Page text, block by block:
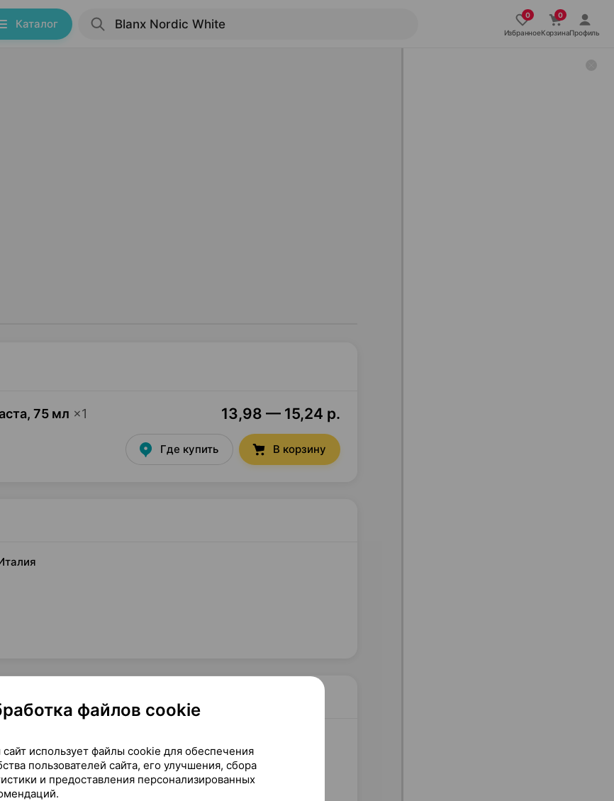
Каталог
ИзбранноеКорзинаПрофиль
, 75 мл ×1 13,98 — 15,24 р.
Где купить В корзину
файлов cookie
использует файлы cookie для обеспечения
пользователей сайта, его улучшения, сбора
и предоставления персонализированных